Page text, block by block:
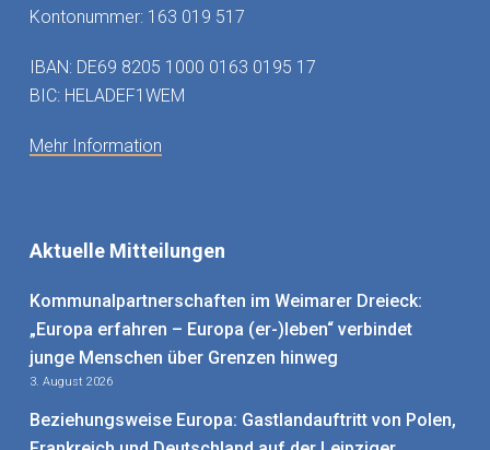
Kontonummer: 163 019 517
IBAN: DE69 8205 1000 0163 0195 17
BIC: HELADEF1WEM
Mehr Information
Aktuelle Mitteilungen
Kommunalpartnerschaften im Weimarer Dreieck:
„Europa erfahren – Europa (er-)leben“ verbindet
junge Menschen über Grenzen hinweg
3. August 2026
Beziehungsweise Europa: Gastlandauftritt von Polen,